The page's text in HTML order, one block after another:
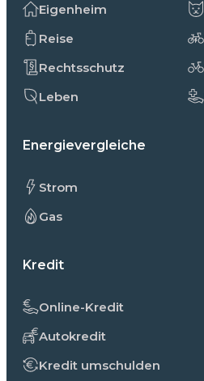
Eigenheim
Reise
Rechtsschutz
Leben
Energievergleiche
Strom
Gas
Kredit
Online-Kredit
Autokredit
Kredit umschulden